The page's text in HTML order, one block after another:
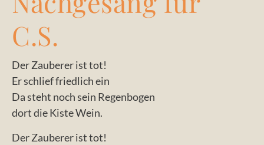
C.S.
Der Zauberer ist tot!
Er schlief friedlich ein
Da steht noch sein Regenbogen
dort die Kiste Wein.
Der Zauberer ist tot!